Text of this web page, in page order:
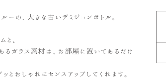
ーの、大きな古いデミジョンボトル。
と、
るガラス素材は、お部屋に置いてあるだけ
とおしゃれにセンスアップしてくれます。